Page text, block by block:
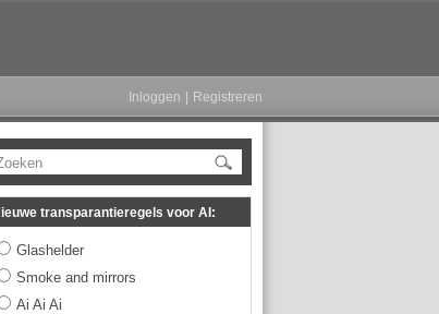
Inloggen Registreren
transparantieregels voor AI:
Glashelder
Smoke and mirrors
Ai Ai Ai